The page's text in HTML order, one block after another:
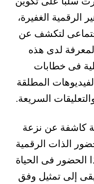
الرقمية الغفيرة،
لتكشف عن
لدى هذه
فى خطابات
المطلقة
السريعة.
كاشفة عن نزعة
الذات الرقمية
فى الحياة
إلى تمثيل وفق